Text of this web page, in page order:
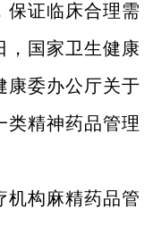
保证临床合理需
，国家卫生健康
康委办公厅关于
类精神药品管理
构麻精药品管